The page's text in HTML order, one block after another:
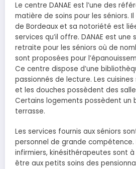
Le centre DANAE est l’une des
matière de soins pour les séniors.
de Bordeaux et sa notoriété est
services qu’il offre. DANAE est
retraite pour les séniors où de
sont proposées pour
Ce centre dispose d’une
passionnés de lecture. Les
et les douches possèdent des
Certains logements possèdent un
terrasse.
Les services fournis aux séniors
personnel de grande compétence.
infirmiers, kinésithérapeutes sont
être aux petits soins des